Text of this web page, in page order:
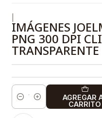
IMÁGENES
PNG 300 DPI
TRANSPARENTE
Cantidad
AGREGAR
CARRITO